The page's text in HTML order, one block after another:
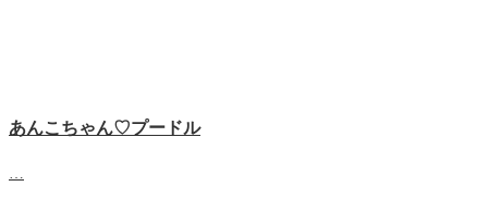
あんこちゃん♡‬プードル